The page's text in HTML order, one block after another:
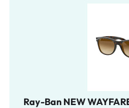
Ray-Ban NEW